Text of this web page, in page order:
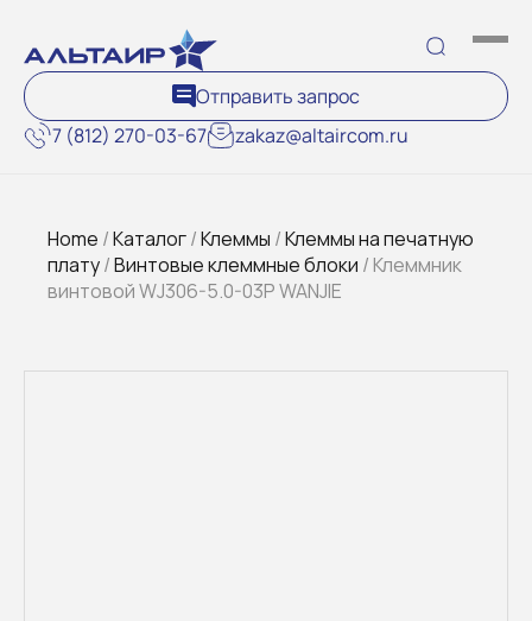
7 (812) 270-03-67 zakaz@altaircom.ru
Отправить запрос
Home /Каталог/Клеммы /Клеммы на печатную
плату/Винтовые клеммные блоки / Клеммник
винтовой WJ306-5.0-03P WANJIE